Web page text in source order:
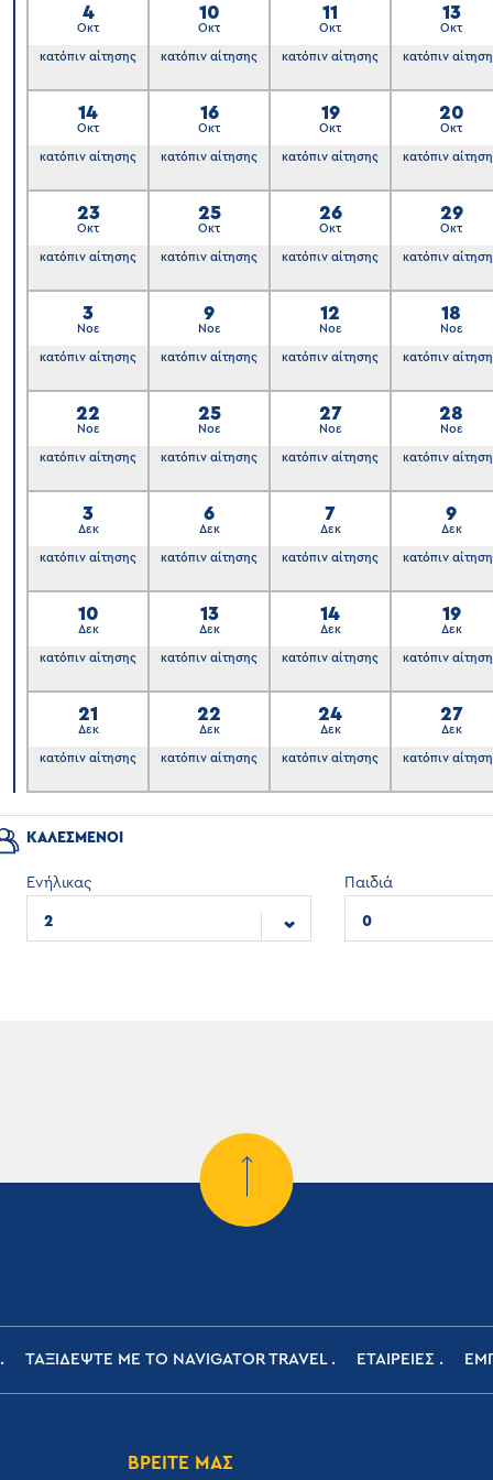
4
Οκτ
κατόπιν αίτησης
10
Οκτ
κατόπιν αίτησης
11
Οκτ
κατόπιν αίτησης
13
Οκτ
κατόπιν
14
Οκτ
κατόπιν αίτησης
16
Οκτ
κατόπιν αίτησης
19
Οκτ
κατόπιν αίτησης
20
Οκτ
κατόπιν
23
Οκτ
κατόπιν αίτησης
25
Οκτ
κατόπιν αίτησης
26
Οκτ
κατόπιν αίτησης
29
Οκτ
κατόπιν
3
Νοε
κατόπιν αίτησης
9
Νοε
κατόπιν αίτησης
12
Νοε
κατόπιν αίτησης
18
Νοε
κατόπιν
22
Νοε
κατόπιν αίτησης
25
Νοε
κατόπιν αίτησης
27
Νοε
κατόπιν αίτησης
28
Νοε
κατόπιν
3
Δεκ
κατόπιν αίτησης
6
Δεκ
κατόπιν αίτησης
7
Δεκ
κατόπιν αίτησης
9
Δεκ
κατόπιν
10
Δεκ
κατόπιν αίτησης
13
Δεκ
κατόπιν αίτησης
14
Δεκ
κατόπιν αίτησης
19
Δεκ
κατόπιν
21
Δεκ
κατόπιν αίτησης
22
Δεκ
κατόπιν αίτησης
24
Δεκ
κατόπιν αίτησης
27
Δεκ
κατόπιν
ΚΑΛΕΣΜΕΝΟΙ
Ενήλικας
2
Παιδιά
0
ΤΑΞΙΔΕΨΤΕ ΜΕ ΤΟ NAVIGATOR TRAVEL ΕΤΑΙΡΕΙΕΣ
ΒΡΕΙΤΕ ΜΑΣ